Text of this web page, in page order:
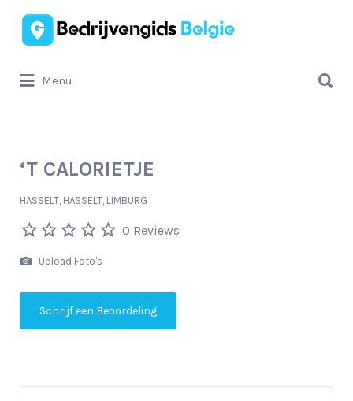
Zoek
naar:
Menu
naar:
‘T CALORIETJE
HASSELT, HASSELT, LIMBURG
0 Reviews
Upload Foto's
Schrijf een Beoordeling